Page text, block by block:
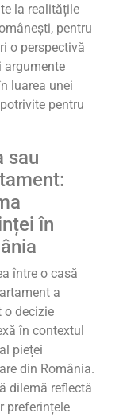
la realitățile
pentru
o perspectivă
argumente
luarea unei
pentru
sau
în
între o casă
a
o decizie
în contextul
pieței
din România.
dilemă reflectă
preferințele